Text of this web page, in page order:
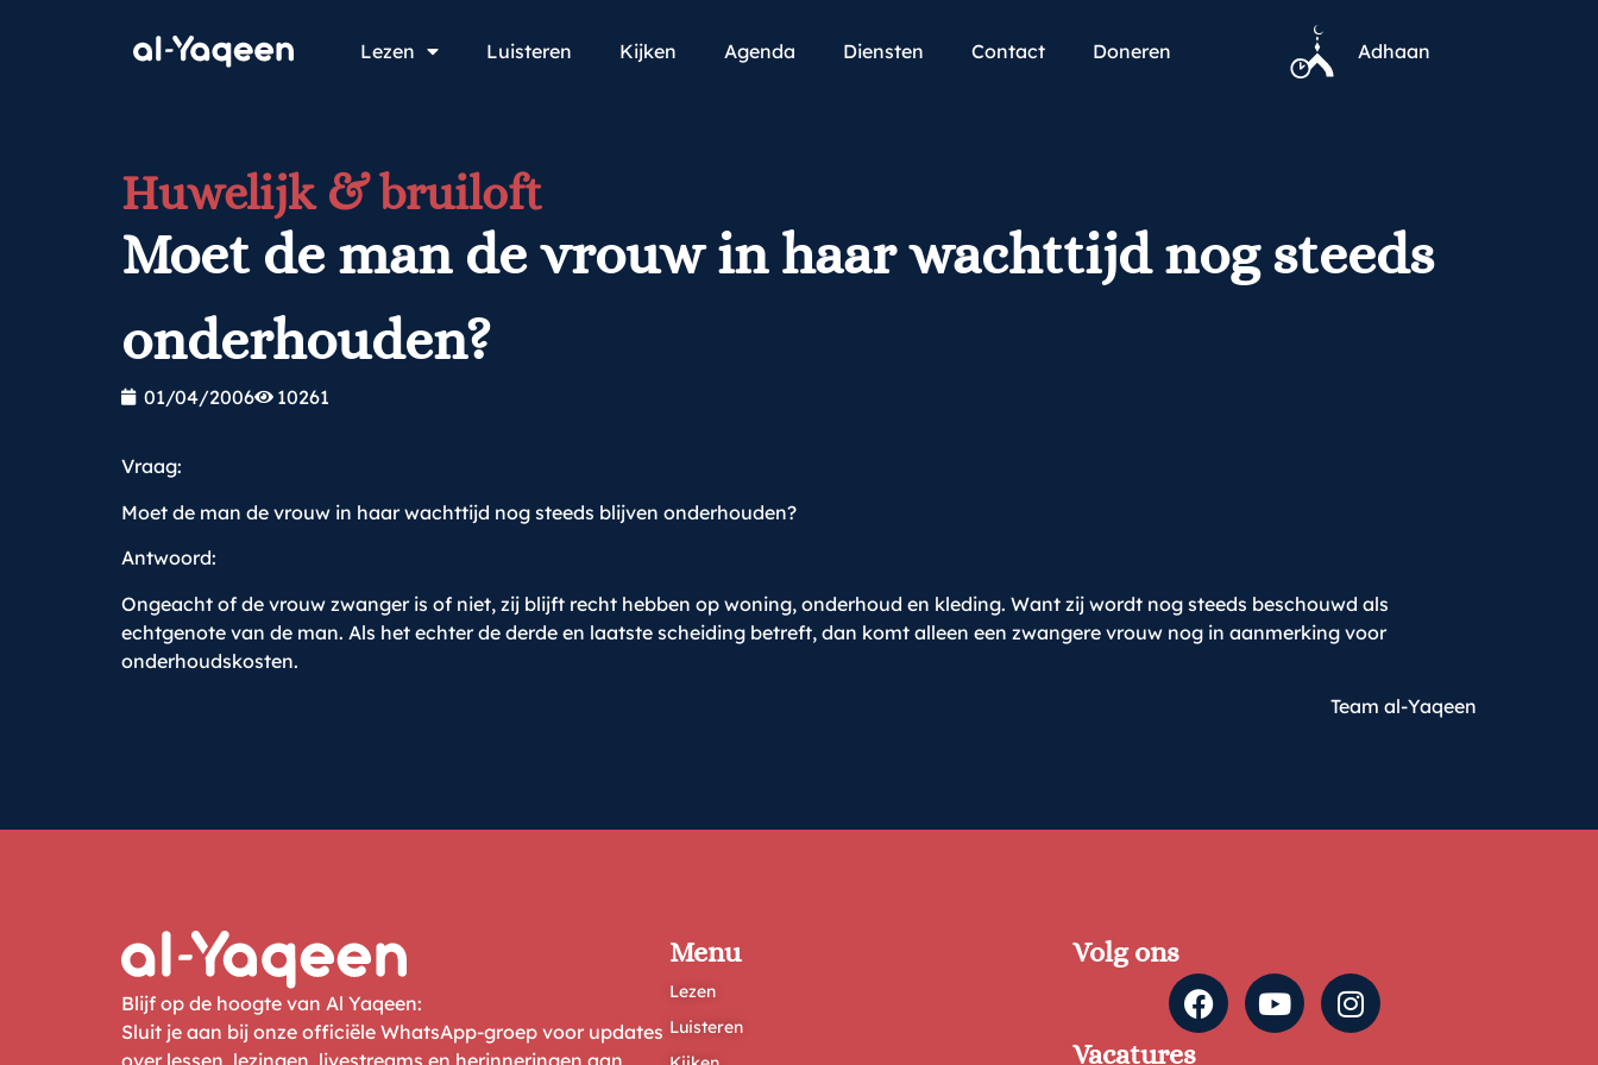
Lezen Luisteren Kijken Agenda Diensten Contact Doneren Adhaan
Huwelijk & bruiloft
Moet de man de vrouw in haar wachttijd nog steeds
onderhouden?
01/04/2006 10261
Vraag:
Moet de man de vrouw in haar wachttijd nog steeds blijven onderhouden?
Antwoord:
Ongeacht of de vrouw zwanger is of niet, zij blijft recht hebben op woning, onderhoud en kleding. Want zij wordt nog steeds beschouwd als
echtgenote van de man. Als het echter de derde en laatste scheiding betreft, dan komt alleen een zwangere vrouw nog in aanmerking voor
onderhoudskosten.
Team al-Yaqeen
Blijf op de hoogte van Al Yaqeen:
Sluit je aan bij onze officiële WhatsApp-groep voor updates
over lessen, lezingen, livestreams en herinneringen aan
Menu
Lezen
Luisteren
Volg ons
Vacatures